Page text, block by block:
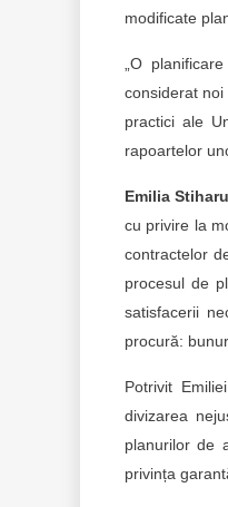
modificate
„O
considerat
practici ale
rapoartelor
Emilia Stiharu
cu privire la
contractelor
procesul de
satisfacerii
procură:
Potrivit
divizarea
planurilor de
privința